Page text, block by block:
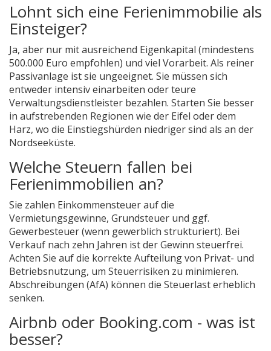
Lohnt sich eine Ferienimmobilie als
Einsteiger?
Ja, aber nur mit ausreichend Eigenkapital (mindestens
500.000 Euro empfohlen) und viel Vorarbeit. Als reiner
Passivanlage ist sie ungeeignet. Sie müssen sich
entweder intensiv einarbeiten oder teure
Verwaltungsdienstleister bezahlen. Starten Sie besser
in aufstrebenden Regionen wie der Eifel oder dem
Harz, wo die Einstiegshürden niedriger sind als an der
Nordseeküste.
Welche Steuern fallen bei
Ferienimmobilien an?
Sie zahlen Einkommensteuer auf die
Vermietungsgewinne, Grundsteuer und ggf.
Gewerbesteuer (wenn gewerblich strukturiert). Bei
Verkauf nach zehn Jahren ist der Gewinn steuerfrei.
Achten Sie auf die korrekte Aufteilung von Privat- und
Betriebsnutzung, um Steuerrisiken zu minimieren.
Abschreibungen (AfA) können die Steuerlast erheblich
senken.
Airbnb oder Booking.com - was ist
besser?